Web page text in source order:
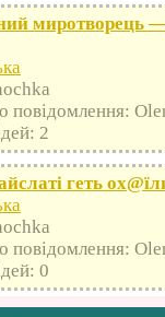
миротворець
повідомлення:
2
геть
повідомлення:
0